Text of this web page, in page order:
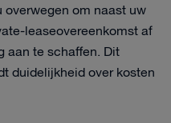
om naast uw
leaseovereenkomst af
aan te schaffen. Dit
duidelijkheid over kosten